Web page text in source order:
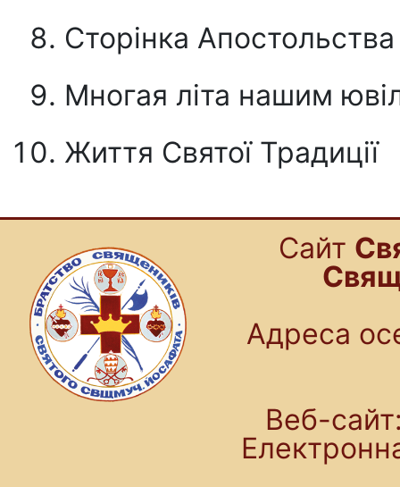
Сторінка
Многая літа нашим
Життя Святої Традиції
Cайт
Адреса
Веб-